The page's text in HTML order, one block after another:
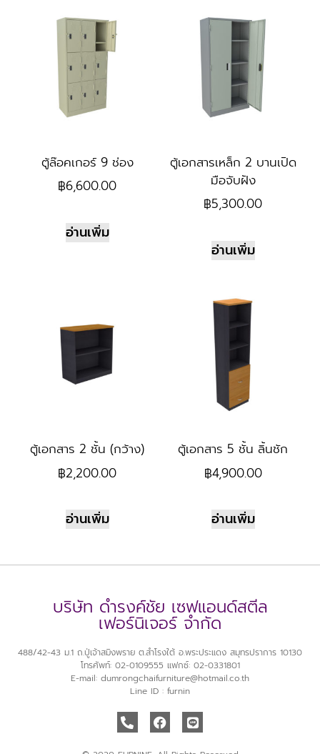
ตู้ล๊อคเกอร์ 9 ช่อง
฿6,600.00
อ่านเพิ่ม
ตู้เอกสารเหล็ก 2 บานเปิด
มือจับฝัง
฿5,300.00
อ่านเพิ่ม
ตู้เอกสาร 2 ชั้น (กว้าง)
฿2,200.00
อ่านเพิ่ม
ตู้เอกสาร 5 ชั้น ลิ้นชัก
฿4,900.00
อ่านเพิ่ม
บริษัท ดำรงค์ชัย เซฟแอนด์สตีล
เฟอร์นิเจอร์ จำกัด
488/42-43 ม.1 ถ.ปู่เจ้าสมิงพราย ต.สำโรงใต้ อ.พระประแดง สมุทรปราการ 10130
โทรศัพท์: 02-0109555 แฟกซ์: 02-0331801
E-mail: dumrongchaifurniture@hotmail.co.th
Line ID : furnin